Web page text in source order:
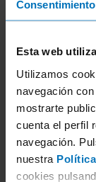
Consentimiento
Esta web
Utilizamos
navegación
mostrarte
cuenta el perfil
navegación.
nuestra
cookiesde ITV en